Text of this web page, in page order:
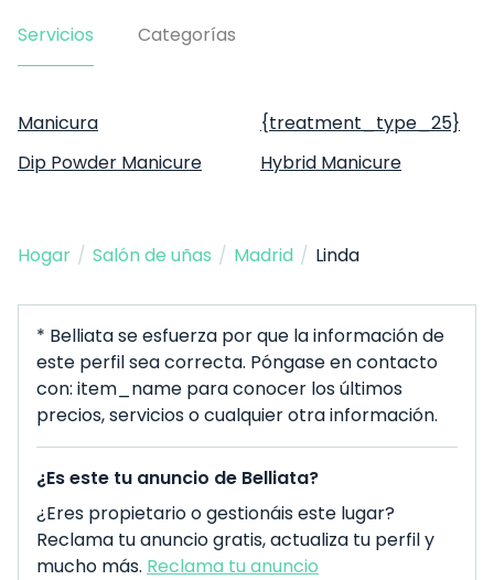
Servicios Categorías
Manicura
{treatment_type_25}
Dip Powder Manicure
Hybrid Manicure
Hogar / Salón de uñas / Madrid / Linda
* Belliata se esfuerza por que la información de
este perfil sea correcta. Póngase en contacto
con: item_name para conocer los últimos
precios, servicios o cualquier otra información.
¿Es este tu anuncio de Belliata?
¿Eres propietario o gestionáis este lugar?
Reclama tu anuncio gratis, actualiza tu perfil y
mucho más. Reclama tu anuncio